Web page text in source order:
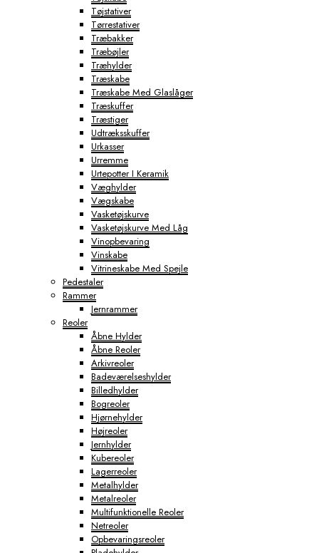
Tøjstativer
Tørrestativer
Træbakker
Træbøjler
Træhylder
Træskabe
Træskabe Med Glaslåger
Træskuffer
Træstiger
Udtræksskuffer
Urkasser
Urremme
Urtepotter I Keramik
Væghylder
Vægskabe
Vasketøjskurve
Vasketøjskurve Med Låg
Vinopbevaring
Vinskabe
Vitrineskabe Med Spejle
Pedestaler
Rammer
Jernrammer
Reoler
Åbne Hylder
Åbne Reoler
Arkivreoler
Badeværelseshylder
Billedhylder
Bogreoler
Hjørnehylder
Højreoler
Jernhylder
Kubereoler
Lagerreoler
Metalhylder
Metalreoler
Multifunktionelle Reoler
Netreoler
Opbevaringsreoler